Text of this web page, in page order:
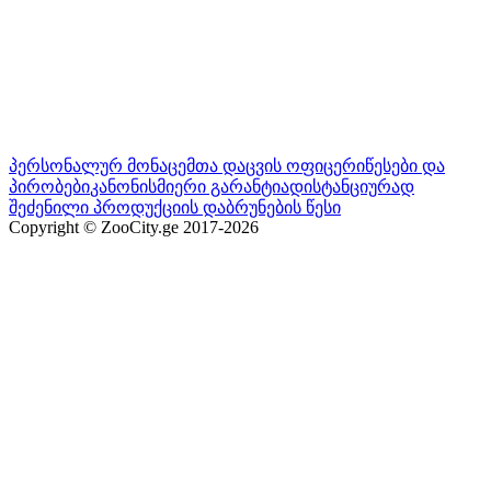
პერსონალურ მონაცემთა დაცვის ოფიცერიწესები და
პირობებიკანონისმიერი გარანტიადისტანციურად
შეძენილი პროდუქციის დაბრუნების წესი
Copyright © ZooCity.ge 2017-2026